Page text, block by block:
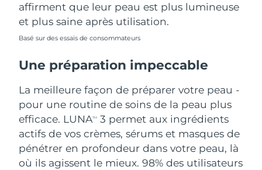
affirment que leur peau est plus lumineuse
et plus saine après utilisation.
Basé sur des essais de consommateurs
Une préparation impeccable
La meilleure façon de préparer votre peau -
pour une routine de soins de la peau plus
efficace. LUNATM
3 permet aux ingrédients
actifs de vos crèmes, sérums et masques de
pénétrer en profondeur dans votre peau, là
où ils agissent le mieux. 98% des utilisateurs